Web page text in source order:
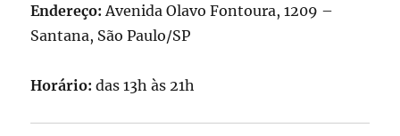
Endereço: Avenida Olavo Fontoura, 1209 –
Santana, São Paulo/SP
Horário: das 13h às 21h